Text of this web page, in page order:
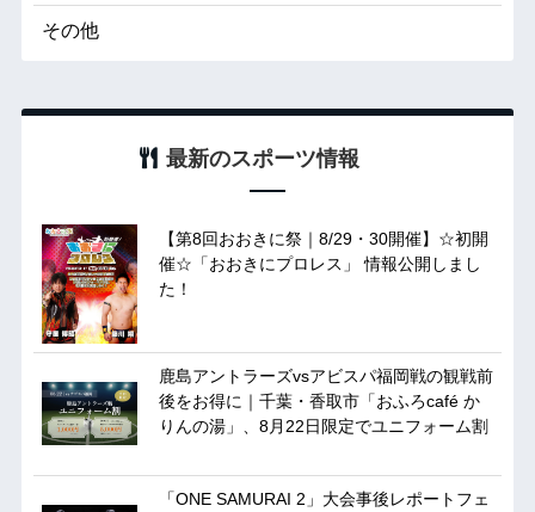
その他
最新のスポーツ情報
【第8回おおきに祭｜8/29・30開催】☆初開
催☆「おおきにプロレス」 情報公開しまし
た！
鹿島アントラーズvsアビスパ福岡戦の観戦前
後をお得に｜千葉・香取市「おふろcafé か
りんの湯」、8月22日限定でユニフォーム割
「ONE SAMURAI 2」大会事後レポートフェ